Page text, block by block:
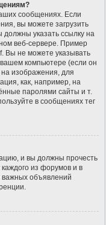
сообщениях. Если
вы можете загрузить
указать ссылку на
веб-сервере. Пример
Вы не можете указывать
компьютере (если он
изображения, для
как, например, на
паролями сайты и т.
в сообщениях тег
и вы должны прочесть
из форумов и в
объявлений